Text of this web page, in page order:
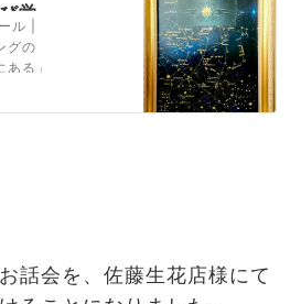
覚
ッ
ぐ
ル |
グの
る」
ドを
にある
な自
話会を、佐藤生花店様にて